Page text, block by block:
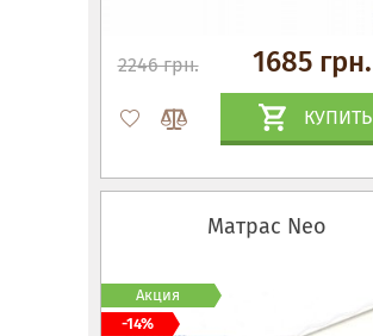
2246 грн. 1685 грн.
КУПИТЬ
Матрас Neo
Акция
-14%